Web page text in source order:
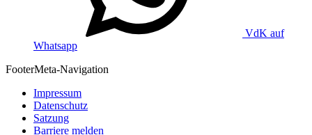
VdK auf
Whatsapp
FooterMeta-Navigation
Impressum
Datenschutz
Satzung
Barriere melden